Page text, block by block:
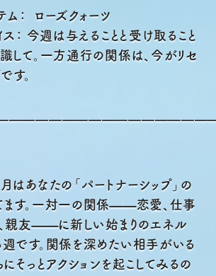
ム： ローズクォーツ
： 今週は与えることと受け取ること
して。一方通行の関係は、今がリセ
す。
はあなたの「パートナーシップ」の
ます。一対一の関係——恋愛、仕事
、親友——に新しい始まりのエネル
です。関係を深めたい相手がいる
にそっとアクションを起こしてみるの